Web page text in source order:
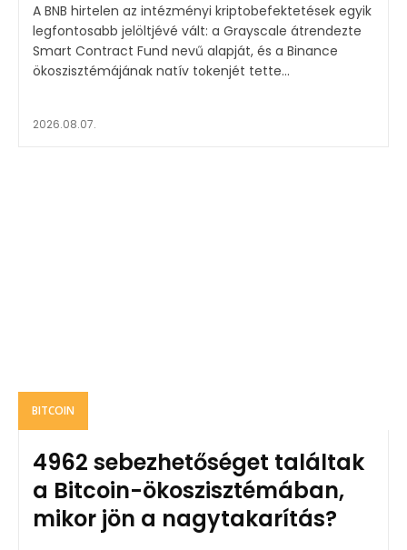
A BNB hirtelen az intézményi kriptobefektetések egyik
legfontosabb jelöltjévé vált: a Grayscale átrendezte
Smart Contract Fund nevű alapját, és a Binance
ökoszisztémájának natív tokenjét tette...
2026.08.07.
BITCOIN
4962 sebezhetőséget találtak
a Bitcoin-ökoszisztémában,
mikor jön a nagytakarítás?